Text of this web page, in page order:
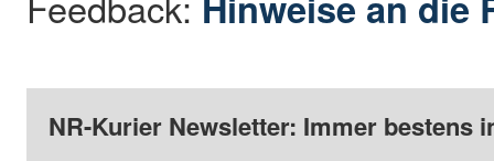
NR-Kurier Newsletter: Immer bestens